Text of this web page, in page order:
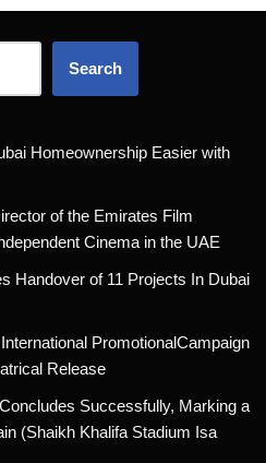
Search
Homeownership Easier with
of the Emirates Film
Cinema in the UAE
Handover of 11 Projects In Dubai
PromotionalCampaign
Release
Successfully, Marking a
(Shaikh Khalifa Stadium Isa